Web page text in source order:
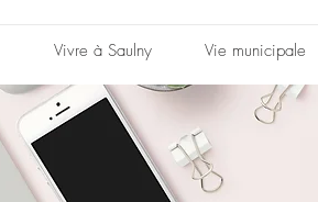
Vivre à Saulny Vie municipale